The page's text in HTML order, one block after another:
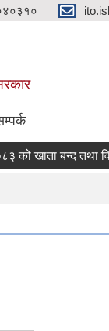
खाता बन्द तथा